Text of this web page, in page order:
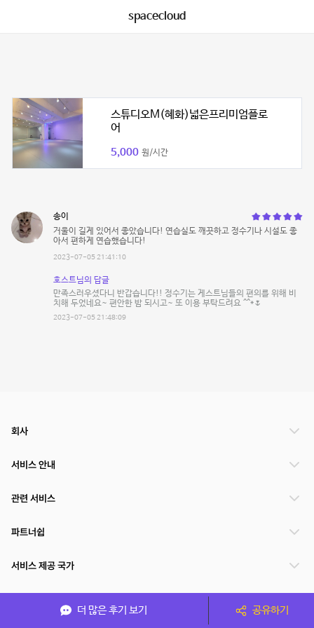
spacecloud
스튜디오M(혜화)넓은프리미엄플로
어
5,000 원/시간
송이
거울이 길게 있어서 좋았습니다! 연습실도 깨끗하고 정수기나 시설도 좋
아서 편하게 연습했습니다!
2023-07-05 21:41:10
호스트님의 답글
만족스러우셨다니 반갑습니다!! 정수기는 게스트님들의 편의를 위해 비
치해 두었네요~ 편안한 밤 되시고~ 또 이용 부탁드려요 ^^*🌷
2023-07-05 21:48:09
더 많은 후기 보기 공유하기
회사
서비스 안내
관련 서비스
파트너쉽
서비스 제공 국가
(주)NSPACE 사업자정보